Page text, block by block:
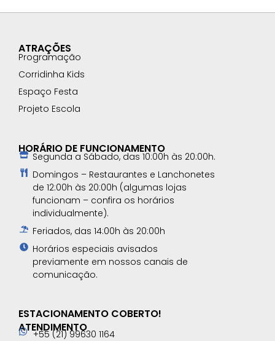
ATRAÇÕES
Programação
Corridinha Kids
Espaço Festa
Projeto Escola
HORÁRIO DE FUNCIONAMENTO
Segunda a Sábado, das 10:00h às 20:00h.
Domingos – Restaurantes e Lanchonetes
de 12:00h às 20:00h (algumas lojas
funcionam – confira os horários
individualmente).
Feriados, das 14:00h às 20:00h
Horários especiais avisados
previamente em nossos canais de
comunicação.​
ESTACIONAMENTO COBERTO!
ATENDIMENTO
+55 (21) 99630 1164